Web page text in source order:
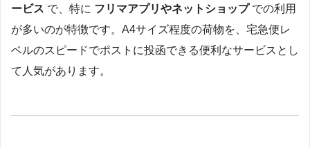
ービス で、特に フリマアプリやネットショップでの利用
が多いのが特徴です。A4サイズ程度の荷物を、宅急便レ
ベルのスピードでポストに投函できる便利なサービスとし
て人気があります。